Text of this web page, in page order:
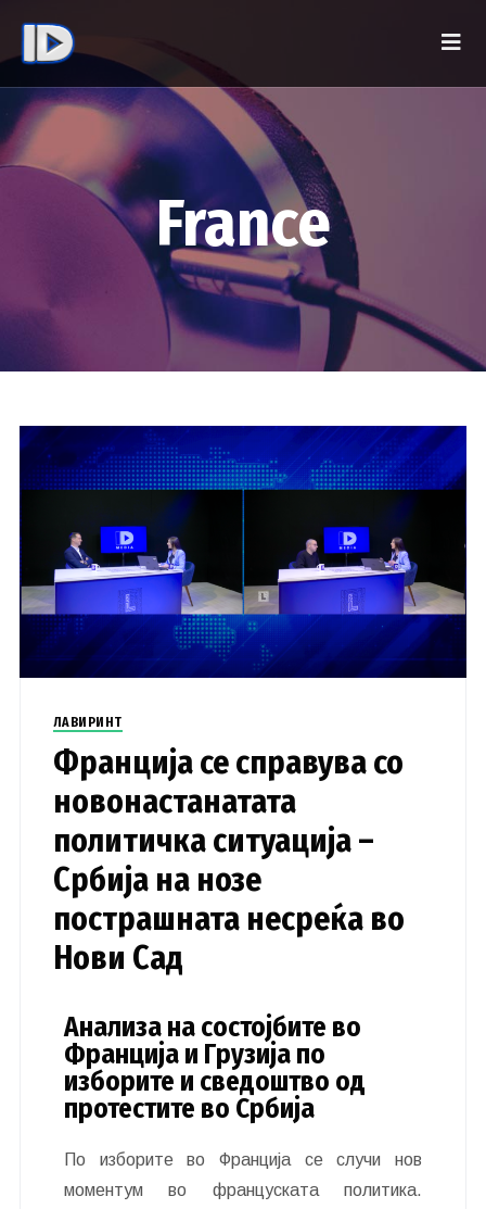
France
ЛАВИРИНТ
Франција се справува со
новонастанатата
политичка ситуација –
Србија на нозе
пострашната несреќа во
Нови Сад
Анализа на состојбите во
Франција и Грузија по
изборите и сведоштво од
протестите во Србија
По изборите во Франција се случи нов
моментум во француската политика.